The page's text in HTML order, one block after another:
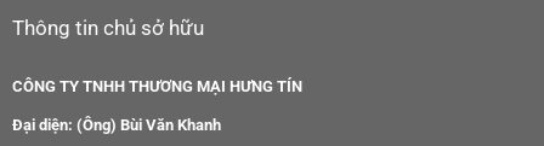
Thông tin chủ sở hữu
CÔNG TY TNHH THƯƠNG MẠI HƯNG TÍN
Đại diện: (Ông) Bùi Văn Khanh